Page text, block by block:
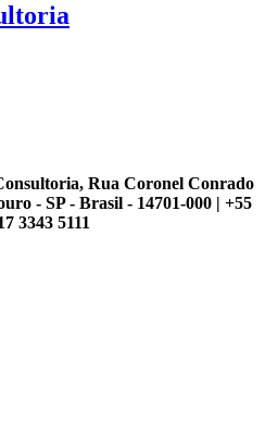
Rua Coronel Conrado
- SP - Brasil - 14701-000 | +55
3343 5111